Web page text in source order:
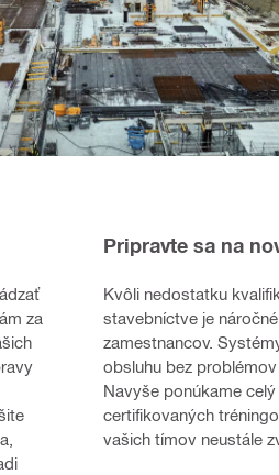
za
Pripravte sa na
Kvôli nedostatku
stavebníctve je
zamestnancov.
obsluhu bez
Navyše ponúkame
certifikovaných
vašich tímov neustále